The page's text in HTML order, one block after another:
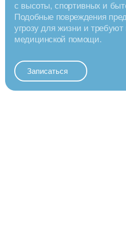
с высоты, спортивных и
Подобные повреждения
угрозу для жизни и
медицинской помощи.
Записаться